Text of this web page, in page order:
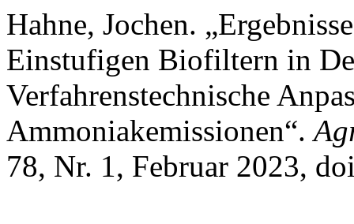
Hahne, Jochen.
Einstufigen Biofiltern in
Verfahrenstechnische
Ammoniakemissionen“.
78, Nr. 1, Februar 2023,